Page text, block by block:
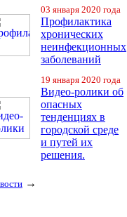
03 января 2020 года
Профилактика
хронических
неинфекционных
заболеваний
19 января 2020 года
Видео-ролики об
опасных
тенденциях в
городской среде
и путей их
решения.
→